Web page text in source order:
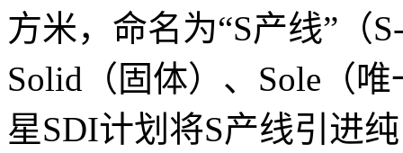
方米，命名为“S产线”（
Solid（固体）、Sole（
星SDI计划将S产线引进